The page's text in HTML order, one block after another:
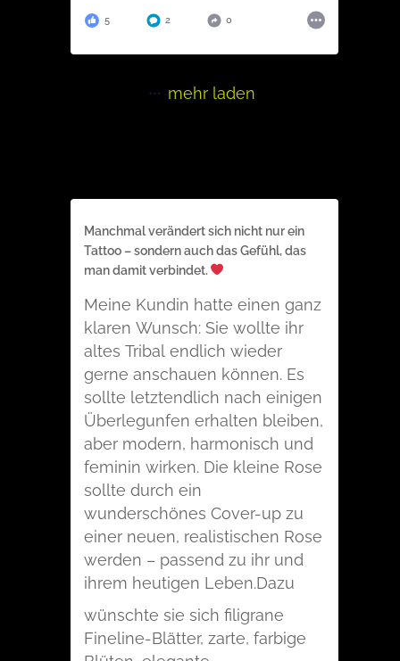
5 2 0
mehr laden
Manchmal verändert sich nicht nur ein
Tattoo – sondern auch das Gefühl, das
man damit verbindet.
Meine Kundin hatte einen ganz
klaren Wunsch: Sie wollte ihr
altes Tribal endlich wieder
gerne anschauen können. Es
sollte letztendlich nach einigen
Überlegunfen erhalten bleiben,
aber modern, harmonisch und
feminin wirken. Die kleine Rose
sollte durch ein
wunderschönes Cover-up zu
einer neuen, realistischen Rose
werden – passend zu ihr und
ihrem heutigen Leben.Dazu
wünschte sie sich filigrane
Fineline-Blätter, zarte, farbige